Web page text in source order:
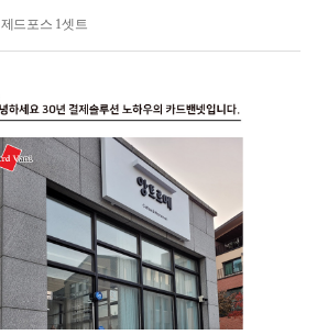
제드포스 1셋트